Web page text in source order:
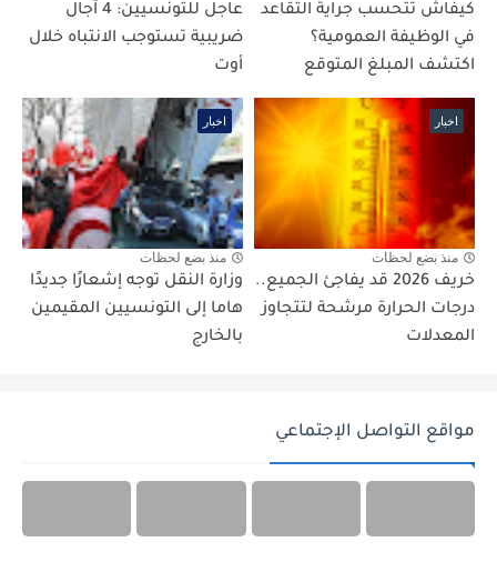
كيفاش تتحسب جراية التقاعد
في الوظيفة العمومية؟
اكتشف المبلغ المتوقع
عاجل للتونسيين: 4 آجال
ضريبية تستوجب الانتباه خلال
أوت
اخبار
منذ بضع لحظات
خريف 2026 قد يفاجئ الجميع..
درجات الحرارة مرشحة لتتجاوز
المعدلات
اخبار
منذ بضع لحظات
وزارة النقل توجه إشعارًا جديدًا
هاما إلى التونسيين المقيمين
بالخارج
مواقع التواصل الإجتماعي